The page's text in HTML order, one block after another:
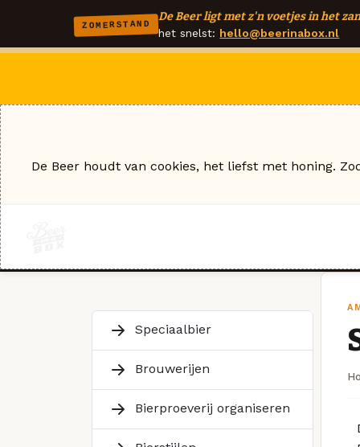
ZOMERSTAND
De Beer ligt met z'n voetjes in het
het snelst: hello@beerinabox.nl
Speciaalbier
Brouwerijen
Bierproeverij organiseren
De Beer houdt van cookies, het liefst met honing.